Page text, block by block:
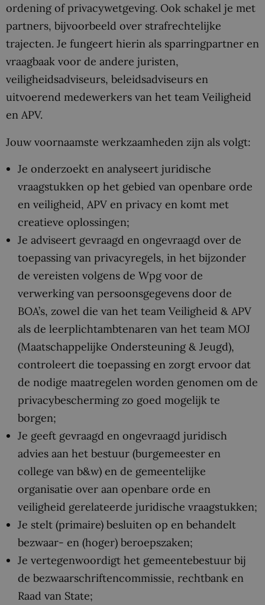
ordening of privacywetgeving. Ook schakel je met
partners, bijvoorbeeld over strafrechtelijke
trajecten. Je fungeert hierin als sparringpartner en
vraagbaak voor de andere juristen,
veiligheidsadviseurs, beleidsadviseurs en
uitvoerend medewerkers van het team Veiligheid
en APV.
Jouw voornaamste werkzaamheden zijn als volgt:
Je onderzoekt en analyseert juridische
vraagstukken op het gebied van openbare orde
en veiligheid, APV en privacy en komt met
creatieve oplossingen;
Je adviseert gevraagd en ongevraagd over de
toepassing van privacyregels, in het bijzonder
de vereisten volgens de Wpg voor de
verwerking van persoonsgegevens door de
BOA’s, zowel die van het team Veiligheid & APV
als de leerplichtambtenaren van het team MOJ
(Maatschappelijke Ondersteuning & Jeugd),
controleert die toepassing en zorgt ervoor dat
de nodige maatregelen worden genomen om de
privacybescherming zo goed mogelijk te
borgen;
Je geeft gevraagd en ongevraagd juridisch
advies aan het bestuur (burgemeester en
college van b&w) en de gemeentelijke
organisatie over aan openbare orde en
veiligheid gerelateerde juridische vraagstukken;
Je stelt (primaire) besluiten op en behandelt
bezwaar- en (hoger) beroepszaken;
Je vertegenwoordigt het gemeentebestuur bij
de bezwaarschriftencommissie, rechtbank en
Raad van State;